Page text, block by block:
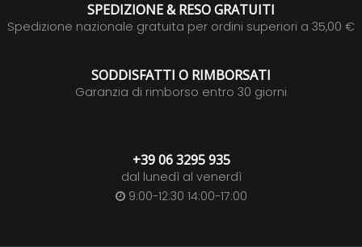
SPEDIZIONE & RESO GRATUITI
Spedizione nazionale gratuita per ordini superiori a 35,00 €
SODDISFATTI O RIMBORSATI
Garanzia di rimborso entro 30 giorni
+39 06 3295 935
dal lunedì al venerdì
9:00-12:30 14:00-17:00